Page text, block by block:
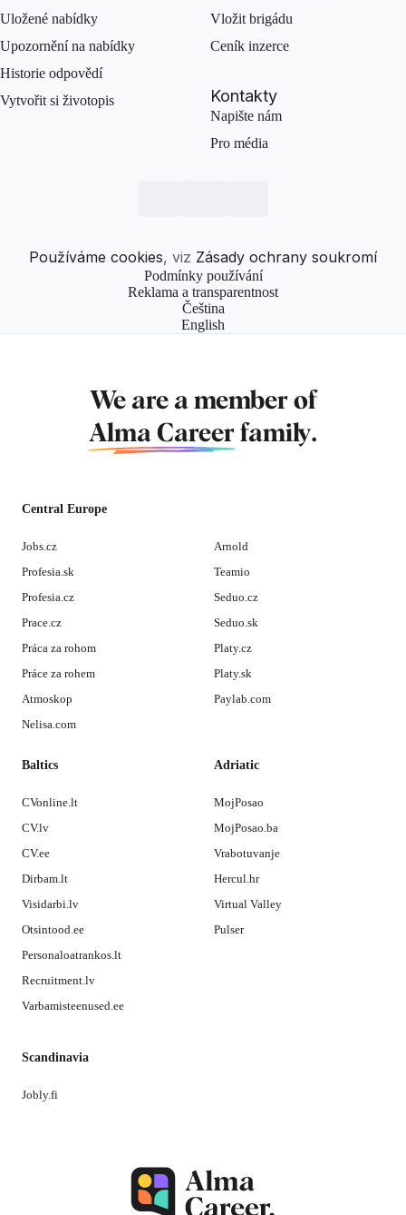
Uložené nabídky
Upozornění na nabídky
Historie odpovědí
Vytvořit si životopis
Vložit brigádu
Ceník inzerce
Kontakty
Napište nám
Pro média
Používáme cookies, viz Zásady ochrany soukromí
Podmínky používání
Reklama a transparentnost
Čeština
English
We are a member of
Alma Career family.
Central Europe
Jobs.cz
Profesia.sk
Profesia.cz
Prace.cz
Práca za rohom
Práce za rohem
Atmoskop
Nelisa.com
Arnold
Teamio
Seduo.cz
Seduo.sk
Platy.cz
Platy.sk
Paylab.com
Baltics
CVonline.lt
CV.lv
CV.ee
Dirbam.lt
Visidarbi.lv
Otsintood.ee
Personaloatrankos.lt
Recruitment.lv
Varbamisteenused.ee
Adriatic
MojPosao
MojPosao.ba
Vrabotuvanje
Hercul.hr
Virtual Valley
Pulser
Scandinavia
Jobly.fi